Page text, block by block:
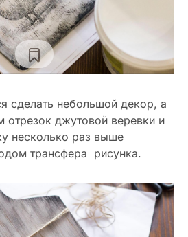
сделать небольшой декор, а
джутовой веревки и
несколько раз выше
трансфера рисунка.